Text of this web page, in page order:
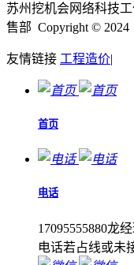
苏州挖机会网络科技
售部 Copyright © 2024
友情链接 工程造价|
首页
电话
17095555880龙
电话若占线或未